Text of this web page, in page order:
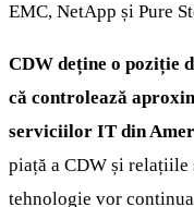
EMC, NetApp și Pure
CDW deține o poziție
că controlează
serviciilor IT din
piață a CDW și
tehnologie vor